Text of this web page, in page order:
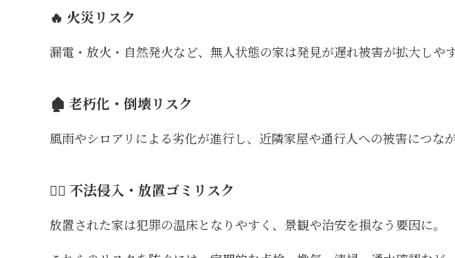
🔥 火災リスク
漏電・放火・自然発火など、無人状態の家は発見が遅れ被害が拡大しやす
🏚 老朽化・倒壊リスク
風雨やシロアリによる劣化が進行し、近隣家屋や通行人への被害につなが
🚶‍♂️ 不法侵入・放置ゴミリスク
放置された家は犯罪の温床となりやすく、景観や治安を損なう要因に。